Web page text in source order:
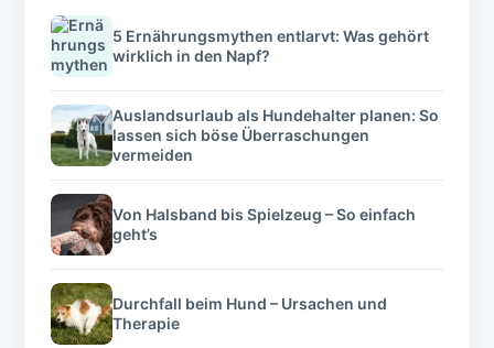
5 Ernährungsmythen entlarvt: Was gehört
wirklich in den Napf?
Auslandsurlaub als Hundehalter planen: So
lassen sich böse Überraschungen
vermeiden
Von Halsband bis Spielzeug – So einfach
geht’s
Durchfall beim Hund – Ursachen und
Therapie